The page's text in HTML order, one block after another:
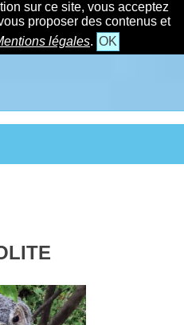
sur ce site, vous acceptez
proposer des contenus et
légales. OK